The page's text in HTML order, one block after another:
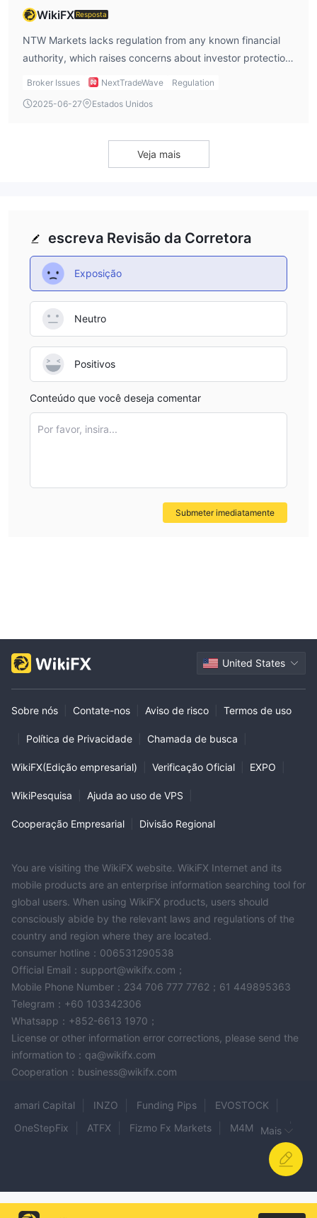
WikiFX Resposta
NTW Markets lacks regulation from any known financial
authority, which raises concerns about investor protection.
Additionally, it does not offer demo or Islamic accounts,
across account types, potentially limiting accessibility for
Broker Issues NextTradeWave
Regulation
2025-06-27
Estados Unidos
Veja mais
escreva Revisão da Corretora
Exposição
Neutro
Positivos
Conteúdo que você deseja comentar
Por favor, insira...
Submeter imediatamente
United States
Sobre nós Contate-nos Aviso de risco Termos de uso
Política de Privacidade Chamada de busca
WikiFX(Edição empresarial) Verificação Oficial EXPO
WikiPesquisa Ajuda ao uso de VPS
Cooperação Empresarial Divisão Regional
You are visiting the WikiFX website. WikiFX Internet and its
mobile products are an enterprise information searching tool for
global users. When using WikiFX products, users should
consciously abide by the relevant laws and regulations of the
country and region where they are located.
consumer hotline：006531290538
Official Email：support@wikifx.com；
Mobile Phone Number：234 706 777 7762；61 449895363
Telegram：+60 103342306
Whatsapp：+852-6613 1970；
License or other information error corrections, please send the
information to：qa@wikifx.com
Cooperation：business@wikifx.com
amari Capital INZO Funding Pips
EVOSTOCK
OneStepFix
ATFX Fizmo Fx Markets
M4Markets
Victory International Futures
Mais